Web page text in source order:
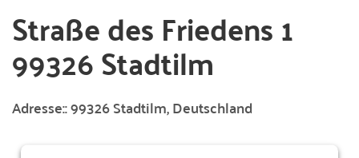
Straße des Friedens 1
99326 Stadtilm
Adresse::99326 Stadtilm, Deutschland